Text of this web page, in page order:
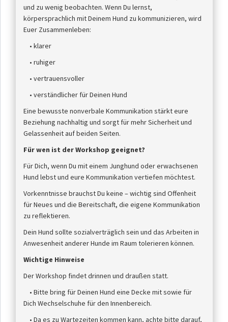
und zu wenig beobachten. Wenn Du lernst,
körpersprachlich mit Deinem Hund zu kommunizieren, wird
Euer Zusammenleben:
• klarer
• ruhiger
• vertrauensvoller
• verständlicher für Deinen Hund
Eine bewusste nonverbale Kommunikation stärkt eure
Beziehung nachhaltig und sorgt für mehr Sicherheit und
Gelassenheit auf beiden Seiten.
Für wen ist der Workshop geeignet?
Für Dich, wenn Du mit einem Junghund oder erwachsenen
Hund lebst und eure Kommunikation vertiefen möchtest.
Vorkenntnisse brauchst Du keine – wichtig sind Offenheit
für Neues und die Bereitschaft, die eigene Kommunikation
zu reflektieren.
Dein Hund sollte sozialverträglich sein und das Arbeiten in
Anwesenheit anderer Hunde im Raum tolerieren können.
Wichtige Hinweise
Der Workshop findet drinnen und draußen statt.
• Bitte bring für Deinen Hund eine Decke mit sowie für
Dich Wechselschuhe für den Innenbereich.
• Da es zu Wartezeiten kommen kann, achte bitte darauf,